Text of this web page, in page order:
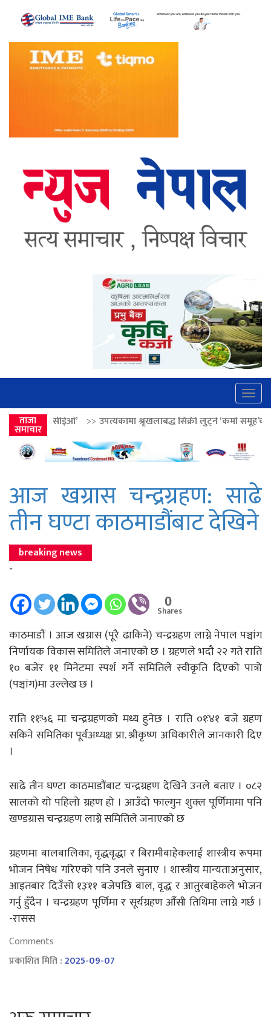
ताजा
समाचार
उपत्यकामा श्रृंखलाबद्ध सिक्री लुट्ने ‘कर्मा समूह’का नाइकेसहित पाँच
आज खग्रास चन्द्रग्रहण: साढे
तीन घण्टा काठमाडौंबाट देखिने
breaking news
-
0
Shares
काठमाडौं । आज खग्रास (पूरै ढाकिने) चन्द्रग्रहण लाग्ने नेपाल पञ्चांग
निर्णायक विकास समितिले जनाएको छ । ग्रहणले भदौ २२ गते राति
१० बजेर ११ मिनेटमा स्पर्श गर्ने समितिले स्वीकृति दिएको पात्रो
(पञ्चांग)मा उल्लेख छ ।
राति ११ः५६ मा चन्द्रग्रहणको मध्य हुनेछ । राति ०१ः४१ बजे ग्रहण
सकिने समितिका पूर्वअध्यक्ष प्रा. श्रीकृष्ण अधिकारीले जानकारी दिए
।
साढे तीन घण्टा काठमाडौंबाट चन्द्रग्रहण देखिने उनले बताए । ०८२
सालको यो पहिलो ग्रहण हो । आउँदो फाल्गुन शुक्ल पूर्णिमामा पनि
खण्डग्रास चन्द्रग्रहण लाग्ने समितिले जनाएको छ
ग्रहणमा बालबालिका, वृद्धवृद्धा र बिरामीबाहेकलाई शास्त्रीय रूपमा
भोजन निषेध गरिएको पनि उनले सुनाए । शास्त्रीय मान्यताअनुसार,
आइतबार दिउँसो १३ः११ बजेपछि बाल, वृद्ध र आतुरबाहेकले भोजन
गर्नु हुँदैन । चन्द्रग्रहण पूर्णिमा र सूर्यग्रहण औँसी तिथिमा लाग्ने गर्छ ।
-रासस
Comments
प्रकाशित मिति :2025-09-07